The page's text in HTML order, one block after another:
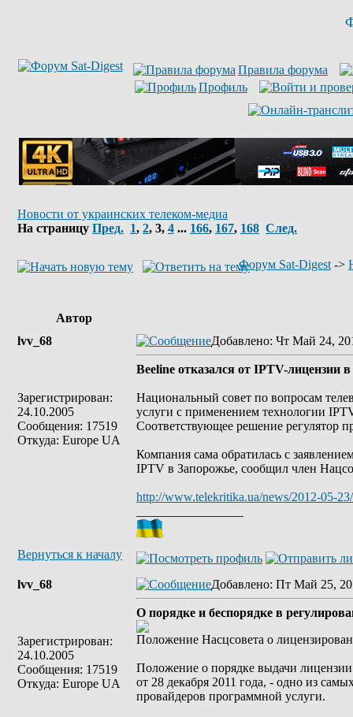
Правила форума
Профиль
Новости от украинских телеком-медиа
На страницу Пред. 1, 2, 3, 4 ... 166, 167, 168 След.
Форум Sat-Digest ->
Автор
lvv_68
Зарегистрирован:
24.10.2005
Сообщения: 17519
Откуда: Europe UA
Добавлено: Чт Май 24,
Beeline отказался от IPTV-лицензии
Национальный совет по вопросам
услуги с применением технологии
Соответствующее решение регулятор
Компания сама обратилась с
IPTV в Запорожье, сообщил член
http://www.telekritika.ua/news/2012-05-
Вернуться к началу
lvv_68
Зарегистрирован:
24.10.2005
Сообщения: 17519
Откуда: Europe UA
Добавлено: Пт Май 25,
О порядке и беспорядке в
Положение Насцсовета о
Положение о порядке выдачи
от 28 декабря 2011 года, - одно из
провайдеров программной услуги.